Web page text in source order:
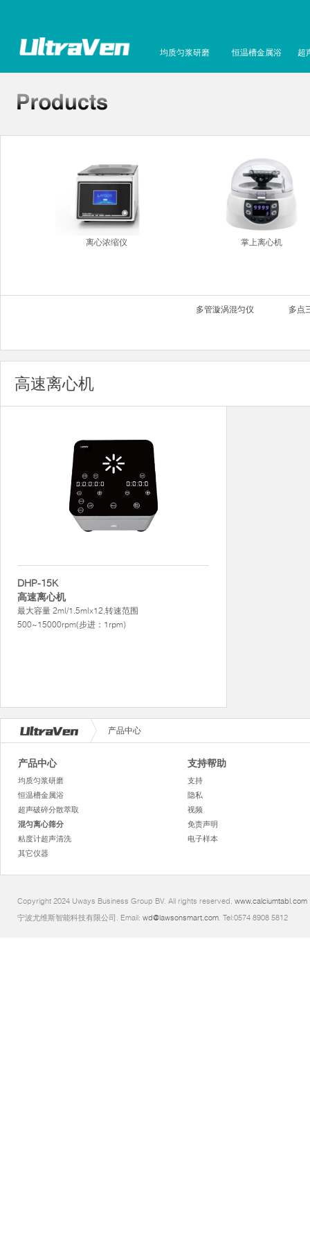
均质匀浆研磨 恒温槽金属浴 超
离心浓缩仪 掌上离心机
多管漩涡混匀仪 多点
高速离心机
DHP-15K
高速离心机
最大容量 2ml/1.5mlx12,转速范围
500~15000rpm(步进：1rpm)
产品中心
产品中心
均质匀浆研磨
恒温槽金属浴
超声破碎分散萃取
混匀离心筛分
粘度计超声清洗
其它仪器
支持帮助
支持
隐私
视频
免责声明
电子样本
Copyright 2024 Uways Business Group BV. All rights reserved. www.calciumtabl.com
宁波尤维斯智能科技有限公司. Email: wd@lawsonsmart.com. Tel:0574 8908 5812